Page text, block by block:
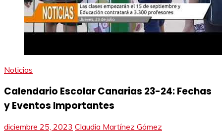
Noticias
Calendario Escolar Canarias 23-24: Fechas
y Eventos Importantes
diciembre 25, 2023 Claudia Martínez Gómez